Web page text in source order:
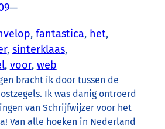
—
, fantastica, het,
, sinterklaas,
, voor, web
bracht ik door tussen de
Ik was danig ontroerd
van Schrijfwijzer voor het
Van alle hoeken in Nederland